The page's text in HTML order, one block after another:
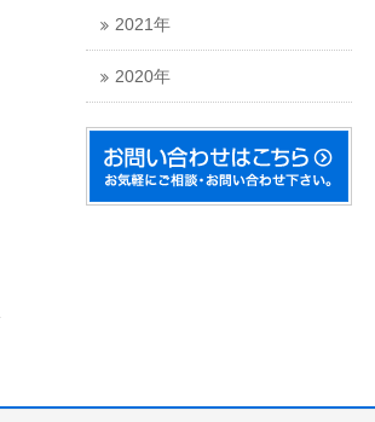
2021年
2020年